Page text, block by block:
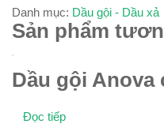
Danh mục: Dầu gội - Dầu xả
Sản phẩm
Dầu gội Anova
Đọc tiếp